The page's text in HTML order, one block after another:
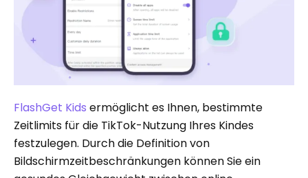
FlashGet Kids ermöglicht es Ihnen, bestimmte
Zeitlimits für die TikTok-Nutzung Ihres Kindes
festzulegen. Durch die Definition von
Bildschirmzeitbeschränkungen können Sie ein